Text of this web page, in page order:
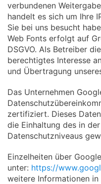
verbundenen
handelt es sich um Ihre
Sie bei uns besucht
Web Fonts erfolgt auf
DSGVO. Als Betreiber
berechtigtes Interesse
und Übertragung
Das Unternehmen
zertifiziert. Dieses
die Einhaltung des in
Datenschutzniveaus
Einzelheiten über
unter: https://
weitere Informationen in